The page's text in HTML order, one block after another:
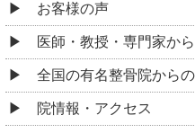
お客様の声
医師・教授・専門家か
全国の有名整骨院から
院情報・アクセス